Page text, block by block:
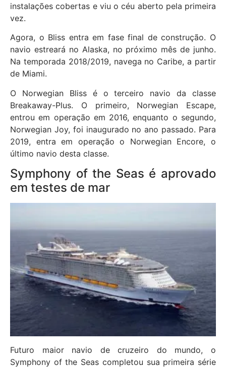
instalações cobertas e viu o céu aberto pela primeira
vez.
Agora, o Bliss entra em fase final de construção. O
navio estreará no Alaska, no próximo mês de junho.
Na temporada 2018/2019, navega no Caribe, a partir
de Miami.
O Norwegian Bliss é o terceiro navio da classe
Breakaway-Plus. O primeiro, Norwegian Escape,
entrou em operação em 2016, enquanto o segundo,
Norwegian Joy, foi inaugurado no ano passado. Para
2019, entra em operação o Norwegian Encore, o
último navio desta classe.
Symphony of the Seas é aprovado
em testes de mar
Futuro maior navio de cruzeiro do mundo, o
Symphony of the Seas completou sua primeira série